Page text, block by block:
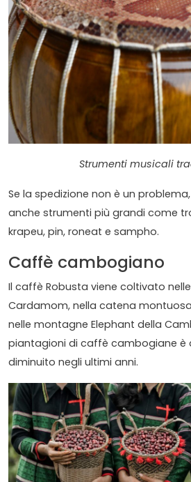
Strumenti musicali
Se la spedizione non è un
anche strumenti più grandi come
krapeu, pin, roneat e sampho.
Caffè cambogiano
Il caffè Robusta viene coltivato
Cardamom, nella catena montuosa
nelle montagne Elephant della
piantagioni di caffè cambogiane è
diminuito negli ultimi anni.